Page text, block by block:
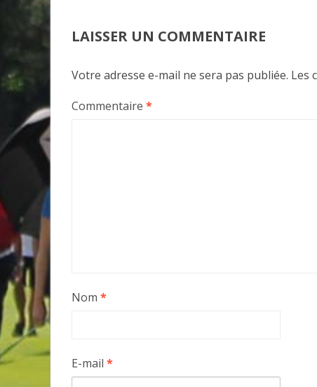
LAISSER UN COMMENTAIRE
Votre adresse e-mail ne sera pas publiée. Les
Commentaire *
Nom *
E-mail *